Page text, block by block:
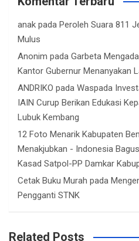
anak pada Peroleh Suara 811
Mulus
Anonim pada Garbeta
Kantor Gubernur Menanyakan
ANDRIKO pada Waspada
IAIN Curup Berikan Edukasi
Lubuk Kembang
12 Foto Menarik Kabupaten
Menakjubkan - Indonesia Bagus
Kasad Satpol-PP Damkar
Cetak Buku Murah pada
Pengganti STNK
Related Posts